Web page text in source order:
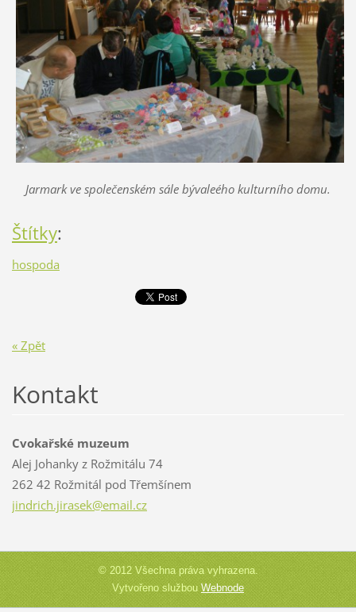
Jarmark ve společenském sále bývaleého kulturního domu.
Štítky:
hospoda
« Zpět
Kontakt
Cvokařské muzeum
Alej Johanky z Rožmitálu 74
262 42 Rožmitál pod Třemšínem
jindrich.jirasek@email.cz
© 2012 Všechna práva vyhrazena.
Vytvořeno službouWebnode